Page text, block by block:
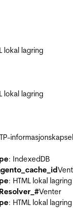
lokal lagring
lokal lagring
informasjonskapsel
: IndexedDB
: HTML lokal lagring
Venter
: HTML lokal lagring